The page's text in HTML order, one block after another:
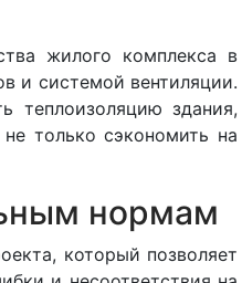
жилого комплекса в
и системой вентиляции.
теплоизоляцию здания,
только сэкономить на
нормам
который позволяет